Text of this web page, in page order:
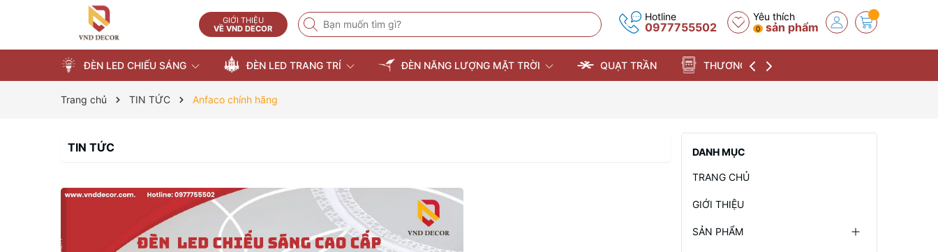
GIỚI THIỆU
VỀ VND DECOR
Hotline
0977755502
Yêu thích
0 sản phẩm
ĐÈN LED CHIẾU SÁNG ĐÈN LED TRANG TRÍ ĐÈN NĂNG LƯỢNG MẶT TRỜI QUẠT TRẦN THƯƠNG HIỆU
Trang chủ TIN TỨC Anfaco chính hãng
TIN TỨC DANH MỤC
TRANG CHỦ
GIỚI THIỆU
SẢN PHẨM